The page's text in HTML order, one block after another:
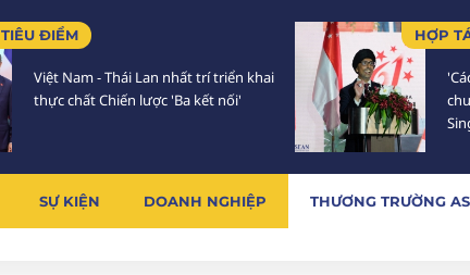
TIÊU ĐIỂM
Việt Nam - Thái Lan nhất trí triển khai
thực chất Chiến lược 'Ba kết nối'
HỢP
SỰ KIỆN DOANH NGHIỆP THƯƠNG TRƯỜNG